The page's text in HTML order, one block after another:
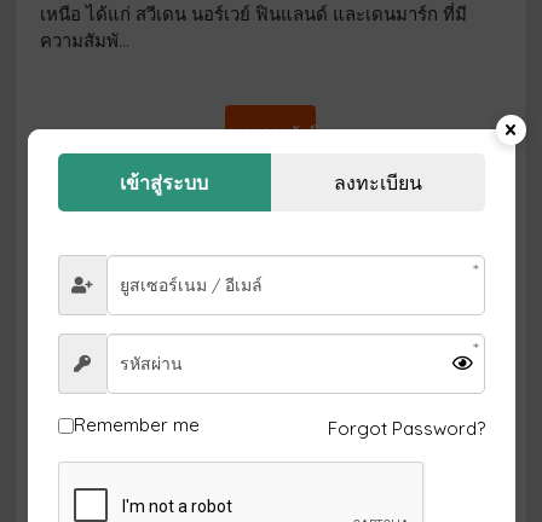
เหนือ ได้แก่ สวีเดน นอร์เวย์ ฟินแลนด์ และเดนมาร์ก ที่มี
ความสัมพั…
ดูรายการทัวร์
ทัวร์ไต้หวัน
ท่องเที่ยวสู่ประเทศไต้หวัน มาอย่างยาวนาน ทั้งเรื่องการ
ศึกษา…
เข้าสู่ระบบ ลงทะเบียน
Remember me Forgot Password?